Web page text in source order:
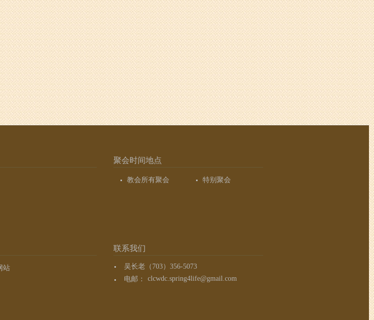
聚会时间地点
教会所有聚会 特别聚会
站
联系我们
吴长老（703）356-5073
电邮：
clcwdc.spring4life@gmail.com